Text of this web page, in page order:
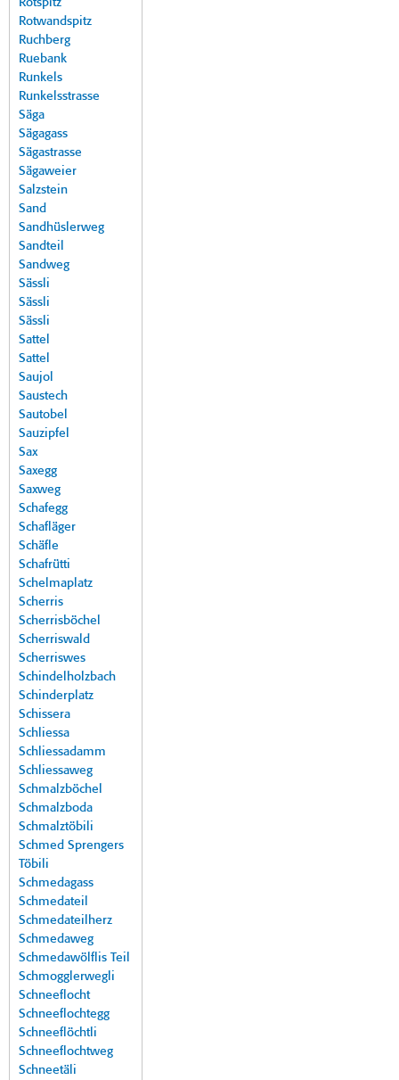
Rotspitz
Rotwandspitz
Ruchberg
Ruebank
Runkels
Runkelsstrasse
Säga
Sägagass
Sägastrasse
Sägaweier
Salzstein
Sand
Sandhüslerweg
Sandteil
Sandweg
Sässli
Sässli
Sässli
Sattel
Sattel
Saujol
Saustech
Sautobel
Sauzipfel
Sax
Saxegg
Saxweg
Schafegg
Schafläger
Schäfle
Schafrütti
Schelmaplatz
Scherris
Scherrisböchel
Scherriswald
Scherriswes
Schindelholzbach
Schinderplatz
Schissera
Schliessa
Schliessadamm
Schliessaweg
Schmalzböchel
Schmalzboda
Schmalztöbili
Schmed Sprengers
Töbili
Schmedagass
Schmedateil
Schmedateilherz
Schmedaweg
Schmedawölflis Teil
Schmogglerwegli
Schneeflocht
Schneeflochtegg
Schneeflöchtli
Schneeflochtweg
Schneetäli